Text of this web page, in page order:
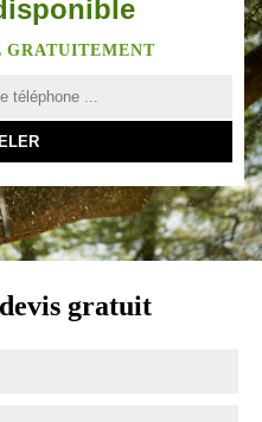
GRATUITEMENT
gratuit